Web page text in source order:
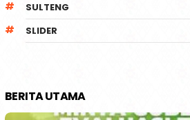
SULTENG
SLIDER
BERITA UTAMA